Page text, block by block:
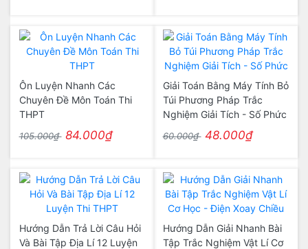
Ôn Luyện Nhanh Các
Chuyên Đề Môn Toán Thi
THPT
105.000₫ 84.000₫
Giải Toán Bằng Máy Tính Bỏ
Túi Phương Pháp Trắc
Nghiệm Giải Tích - Số Phức
60.000₫ 48.000₫
Hướng Dẫn Trả Lời Câu Hỏi
Và Bài Tập Địa Lí 12 Luyện
Hướng Dẫn Giải Nhanh Bài
Tập Trắc Nghiệm Vật Lí Cơ